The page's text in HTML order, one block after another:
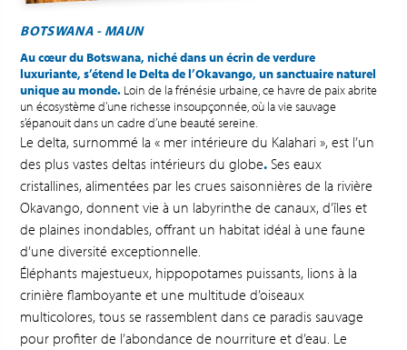
BOTSWANA - MAUN
Au cœur du Botswana, niché dans un écrin de verdure
luxuriante, s’étend le Delta de l’Okavango, un sanctuaire naturel
unique au monde. Loin de la frénésie urbaine, ce havre de paix abrite
un écosystème d’une richesse insoupçonnée, où la vie sauvage
s’épanouit dans un cadre d’une beauté sereine.
Le delta, surnommé la « mer intérieure du Kalahari », est l’un
des plus vastes deltas intérieurs du globe. Ses eaux
cristallines, alimentées par les crues saisonnières de la rivière
Okavango, donnent vie à un labyrinthe de canaux, d’îles et
de plaines inondables, offrant un habitat idéal à une faune
d’une diversité exceptionnelle.
Éléphants majestueux, hippopotames puissants, lions à la
crinière flamboyante et une multitude d’oiseaux
multicolores, tous se rassemblent dans ce paradis sauvage
pour profiter de l’abondance de nourriture et d’eau. Le